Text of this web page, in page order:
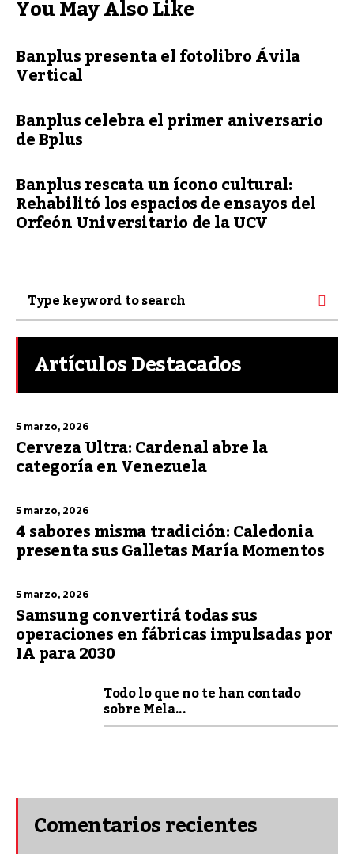
You May Also Like
Banplus presenta el fotolibro Ávila
Vertical
Banplus celebra el primer aniversario
de Bplus
Banplus rescata un ícono cultural:
Rehabilitó los espacios de ensayos del
Orfeón Universitario de la UCV
Artículos Destacados
5 marzo, 2026
Cerveza Ultra: Cardenal abre la
categoría en Venezuela
5 marzo, 2026
4 sabores misma tradición: Caledonia
presenta sus Galletas María Momentos
5 marzo, 2026
Samsung convertirá todas sus
operaciones en fábricas impulsadas por
IA para 2030
Todo lo que no te han contado
sobre Mela...
Comentarios recientes